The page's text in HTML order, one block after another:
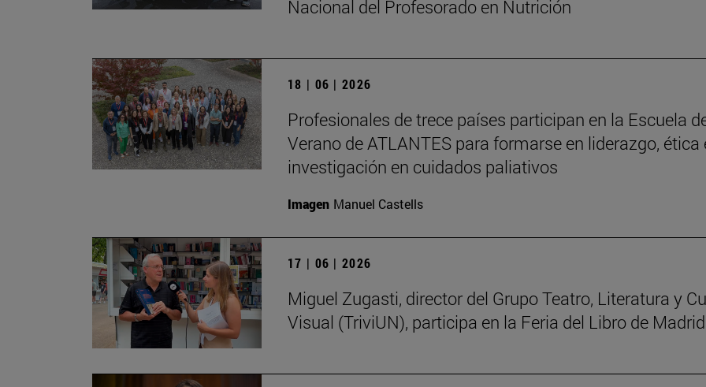
Nacional del Profesorado en Nutrición
18 | 06 | 2026
Profesionales de trece países participan en la Escuela
Verano de ATLANTES para formarse en liderazgo, ética
investigación en cuidados paliativos
Imagen Manuel Castells
17 | 06 | 2026
Miguel Zugasti, director del Grupo Teatro, Literatura y
Visual (TriviUN), participa en la Feria del Libro de Madrid